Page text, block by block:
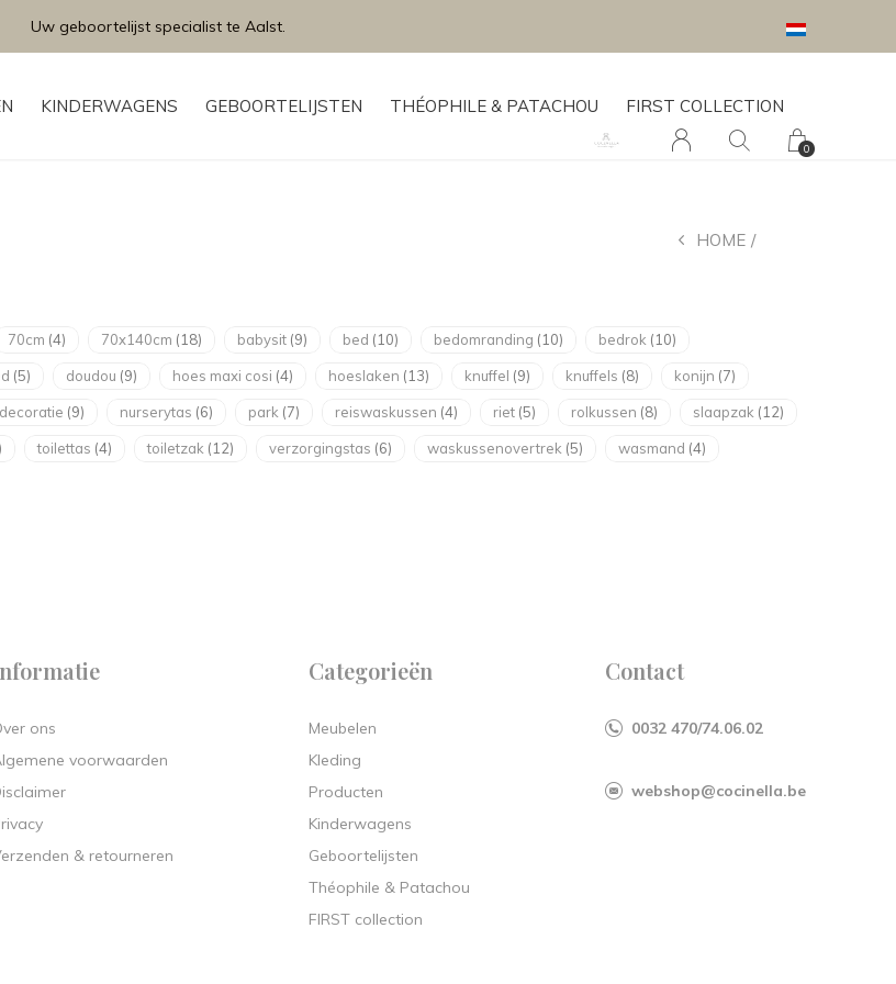
KINDERWAGENS GEBOORTELIJSTEN THÉOPHILE & PATACHOU FIRST COLLECTION
0
Uw geboortelijst specialist te Aalst.
HOME
70cm (4) 70x140cm (18) babysit (9) bed (10) bedomranding (10) bedrok (10)
(5) doudou (9) hoes maxi cosi (4) hoeslaken (13) knuffel (9) knuffels (8) konijn (7)
(9) nurserytas (6) park (7) reiswaskussen (4) riet (5) rolkussen (8) slaapzak (12)
toilettas (4) toiletzak (12) verzorgingstas (6) waskussenovertrek (5) wasmand (4)
ons
voorwaarden
& retourneren
Categorieën
Meubelen
Kleding
Producten
Kinderwagens
Geboortelijsten
Théophile & Patachou
FIRST collection
Contact
0032 470/74.06.02
webshop@cocinella.be